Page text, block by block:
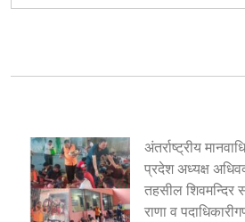
अंतर्राष्ट्रीय
प्रदेश अध्यक्ष
तहसील शिवमन्दिर
राणा व